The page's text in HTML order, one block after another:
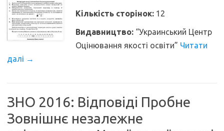
Кількість сторінок:12
Видавництво:“Украинський Центр
Оцінювання якості освіти” Читати
далі →
ЗНО 2016: Відповіді Пробне
Зовнішнє незалежне